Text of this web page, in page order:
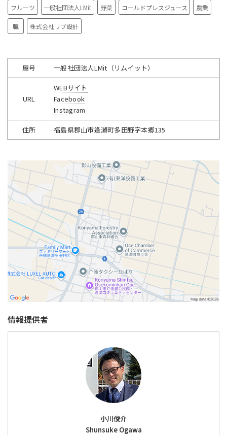
フルーツ 一般社団法人LMit 野菜 コールドプレスジュース 農業
職 株式会社リブ設計
屋号 一般社団法人LMit（リムイット）
URL
WEBサイト
Facebook
Instagram
住所 福島県郡山市逢瀬町多田野字本郷135
情報提供者
小川俊介
Shunsuke Ogawa